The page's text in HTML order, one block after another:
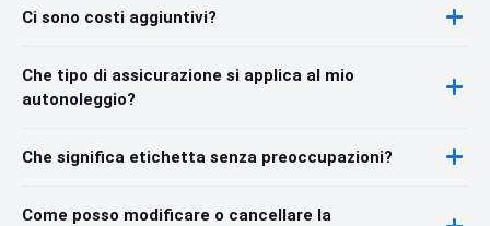
Ci sono costi aggiuntivi?
Che tipo di assicurazione si applica al mio
autonoleggio?
Che significa etichetta senza preoccupazioni?
Come posso modificare o cancellare la